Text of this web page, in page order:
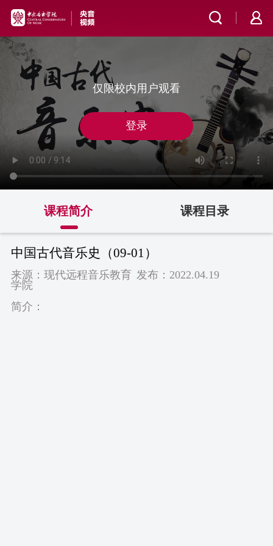
仅限校内用户观看
登录
课程简介 课程目录
中国古代音乐史（09-01）
来源：现代远程音乐教育
学院
发布：2022.04.19
简介：